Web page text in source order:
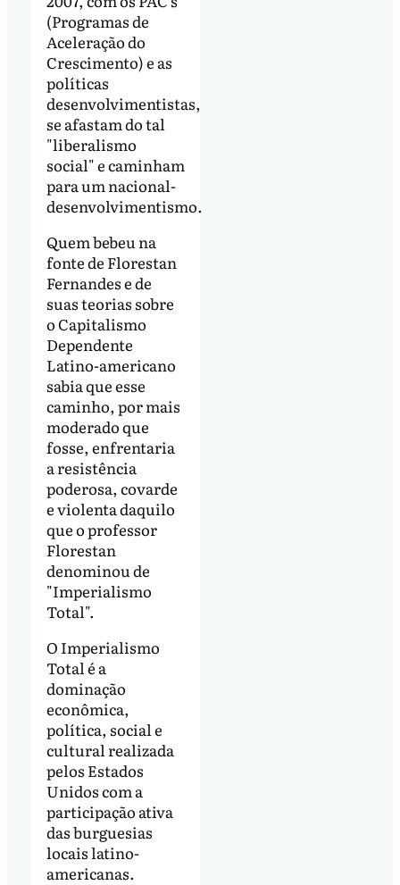
(Programas de
Aceleração do
Crescimento) e as
políticas
desenvolvimentistas,
se afastam do tal
"liberalismo
social" e caminham
para um nacional-
desenvolvimentismo.
Quem bebeu na
fonte de Florestan
Fernandes e de
suas teorias sobre
o Capitalismo
Dependente
Latino-americano
sabia que esse
caminho, por mais
moderado que
fosse, enfrentaria
a resistência
poderosa, covarde
e violenta daquilo
que o professor
Florestan
denominou de
"Imperialismo
Total".
O Imperialismo
Total é a
dominação
econômica,
política, social e
cultural realizada
pelos Estados
Unidos com a
participação ativa
das burguesias
locais latino-
americanas.